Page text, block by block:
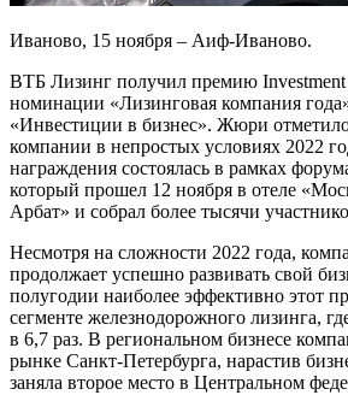
Иваново, 15 ноября – Аиф-Иваново.
ВТБ Лизинг получил премию Investment
номинации «Лизинговая компания
«Инвестиции в бизнес». Жюри
компании в непростых условиях 2022
награждения состоялась в рамках
который прошел 12 ноября в отеле
Арбат» и собрал более тысячи
Несмотря на сложности 2022 года,
продолжает успешно развивать свой
полугодии наиболее эффективно этот
сегменте железнодорожного лизинга,
в 6,7 раз. В региональном бизнесе
рынке Санкт-Петербурга, нарастив
заняла второе место в Центральном